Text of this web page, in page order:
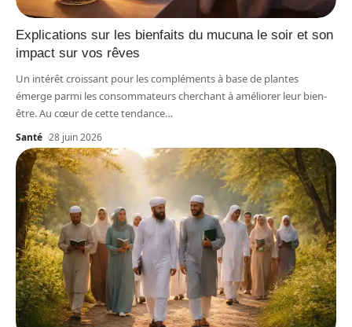
Explications sur les bienfaits du mucuna le soir et son
impact sur vos rêves
Un intérêt croissant pour les compléments à base de plantes
émerge parmi les consommateurs cherchant à améliorer leur bien-
être. Au cœur de cette tendance…
Santé 28 juin 2026